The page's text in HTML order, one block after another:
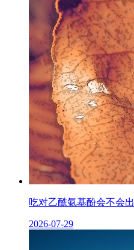
吃对乙酰氨基酚会不会
2026-07-29